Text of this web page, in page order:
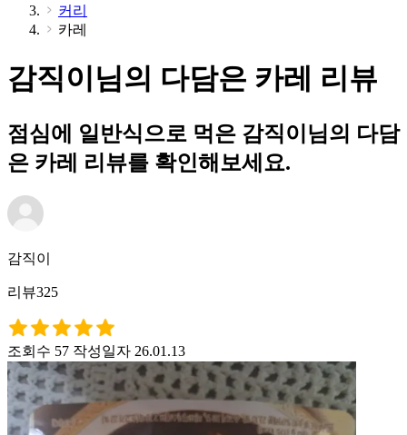
커리
카레
감직이님의 다담은 카레 리뷰
점심에 일반식으로 먹은 감직이님의 다담
은 카레 리뷰를 확인해보세요.
감직이
리뷰325
조회수 57 작성일자 26.01.13